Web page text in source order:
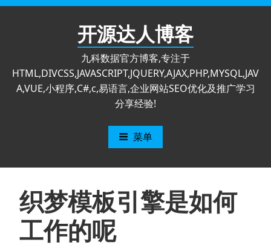
跳
开源达人博客
九科数据官方博客,专注于
HTML,DIVCSS,JAVASCRIPT,JQUERY,AJAX,PHP,MYSQL,JAV
A,VUE,小程序,C#,c,易语言,企业网站SEO优化及推广学习
分享经验!
菜单
织梦模板引擎是如何
工作的呢